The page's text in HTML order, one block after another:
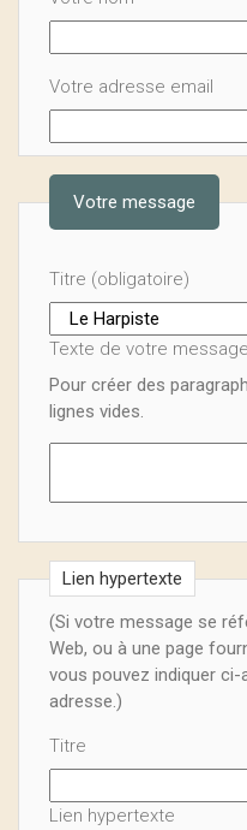
Votre adresse email
Votre message
Titre (obligatoire)
Texte de votre
Pour créer des
lignes vides.
Lien hypertexte
(Si votre message se
Web, ou à une page
vous pouvez indiquer
adresse.)
Titre
Lien hypertexte